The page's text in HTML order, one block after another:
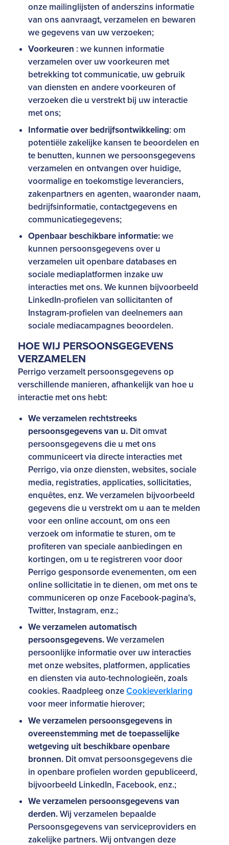
onze mailinglijsten of anderszins informatie
van ons aanvraagt, verzamelen en bewaren
we gegevens van uw verzoeken;
Voorkeuren : we kunnen informatie
verzamelen over uw voorkeuren met
betrekking tot communicatie, uw gebruik
van diensten en andere voorkeuren of
verzoeken die u verstrekt bij uw interactie
met ons;
Informatie over bedrijfsontwikkeling: om
potentiële zakelijke kansen te beoordelen en
te benutten, kunnen we persoonsgegevens
verzamelen en ontvangen over huidige,
voormalige en toekomstige leveranciers,
zakenpartners en agenten, waaronder naam,
bedrijfsinformatie, contactgegevens en
communicatiegegevens;
Openbaar beschikbare informatie:we
kunnen persoonsgegevens over u
verzamelen uit openbare databases en
sociale mediaplatformen inzake uw
interacties met ons. We kunnen bijvoorbeeld
LinkedIn-profielen van sollicitanten of
Instagram-profielen van deelnemers aan
sociale mediacampagnes beoordelen.
HOE WIJ PERSOONSGEGEVENS
VERZAMELEN
Perrigo verzamelt persoonsgegevens op
verschillende manieren, afhankelijk van hoe u
interactie met ons hebt:
We verzamelen rechtstreeks
persoonsgegevens van u. Dit omvat
persoonsgegevens die u met ons
communiceert via directe interacties met
Perrigo, via onze diensten, websites, sociale
media, registraties, applicaties, sollicitaties,
enquêtes, enz. We verzamelen bijvoorbeeld
gegevens die u verstrekt om u aan te melden
voor een online account, om ons een
verzoek om informatie te sturen, om te
profiteren van speciale aanbiedingen en
kortingen, om u te registreren voor door
Perrigo gesponsorde evenementen, om een
online sollicitatie in te dienen, om met ons te
communiceren op onze Facebook-pagina's,
Twitter, Instagram, enz.;
We verzamelen automatisch
persoonsgegevens.We verzamelen
persoonlijke informatie over uw interacties
met onze websites, platformen, applicaties
en diensten via auto-technologieën, zoals
cookies. Raadpleeg onzeCookieverklaring
voor meer informatie hierover;
We verzamelen persoonsgegevens in
overeenstemming met de toepasselijke
wetgeving uit beschikbare openbare
bronnen. Dit omvat persoonsgegevens die
in openbare profielen worden gepubliceerd,
bijvoorbeeld LinkedIn, Facebook, enz.;
We verzamelen persoonsgegevens van
derden.Wij verzamelen bepaalde
Persoonsgegevens van serviceproviders en
zakelijke partners. Wij ontvangen deze